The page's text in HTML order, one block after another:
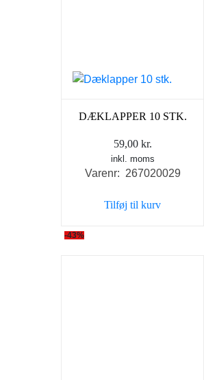
DÆKLAPPER 10 STK.
59,00 kr.
inkl. moms
Varenr: 267020029
Tilføj til kurv
-43%